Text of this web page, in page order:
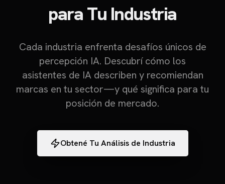
para Tu Industria
Cada industria enfrenta desafíos únicos de
percepción IA. Descubrí cómo los
asistentes de IA describen y recomiendan
marcas en tu sector—y qué significa para tu
posición de mercado.
Obtené Tu Análisis de Industria